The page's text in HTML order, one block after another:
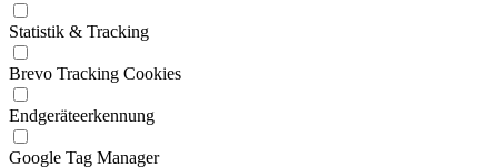
Statistik & Tracking
Brevo Tracking Cookies
Endgeräteerkennung
Google Tag Manager